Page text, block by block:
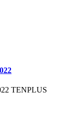
TENPLUS